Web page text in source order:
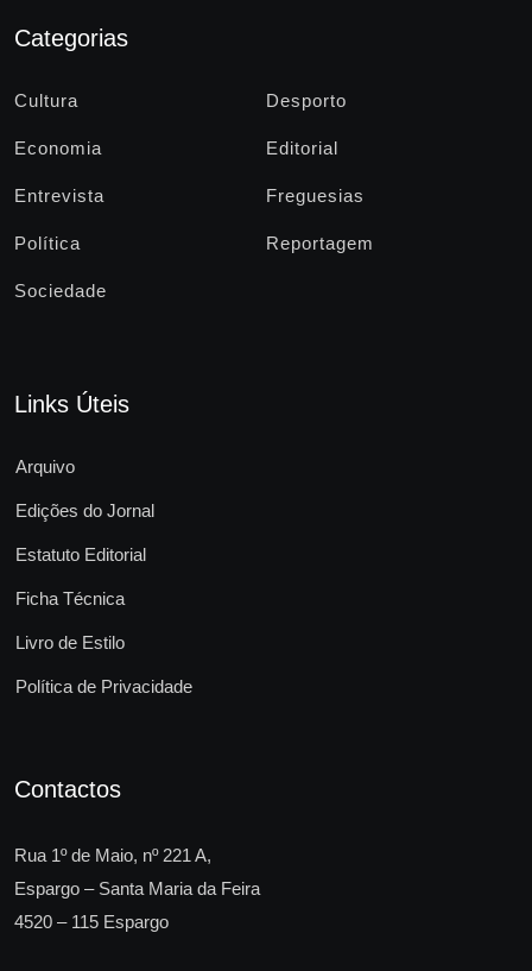
Categorias
Cultura Desporto
Economia Editorial
Entrevista Freguesias
Política Reportagem
Sociedade
Links Úteis
Arquivo
Edições do Jornal
Estatuto Editorial
Ficha Técnica
Livro de Estilo
Política de Privacidade
Contactos
Rua 1º de Maio, nº 221 A,
Espargo – Santa Maria da Feira
4520 – 115 Espargo